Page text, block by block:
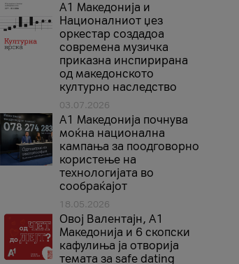
А1 Македонија и
Националниот џез
оркестар создадоа
современа музичка
приказна инспирирана
од македонското
културно наследство
03.07.2026
A1 Македонија почнува
моќна национална
кампања за поодговорно
користење на
технологијата во
сообраќајот
18.05.2026
Овој Валентајн, A1
Македонија и 6 скопски
кафулиња ја отворија
темата за safe dating